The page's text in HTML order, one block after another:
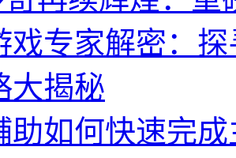
戏专家解密：
大揭秘
助如何快速完